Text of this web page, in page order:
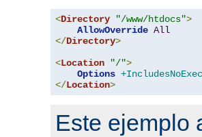
<Directory "/www/htdocs">
AllowOverride All
</Directory>
<Location "/">
Options +IncludesNoExec
</Location>
Este ejemplo